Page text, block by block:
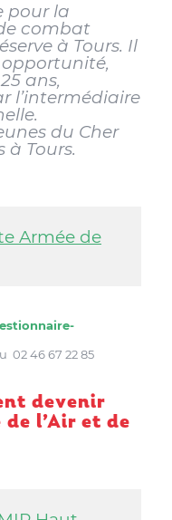
pour la
combat
à Tours. Il
opportunité,
ans,
l’intermédiaire
du Cher
Tours.
Armée de
02 46 67 22 85
devenir
l’Air et de